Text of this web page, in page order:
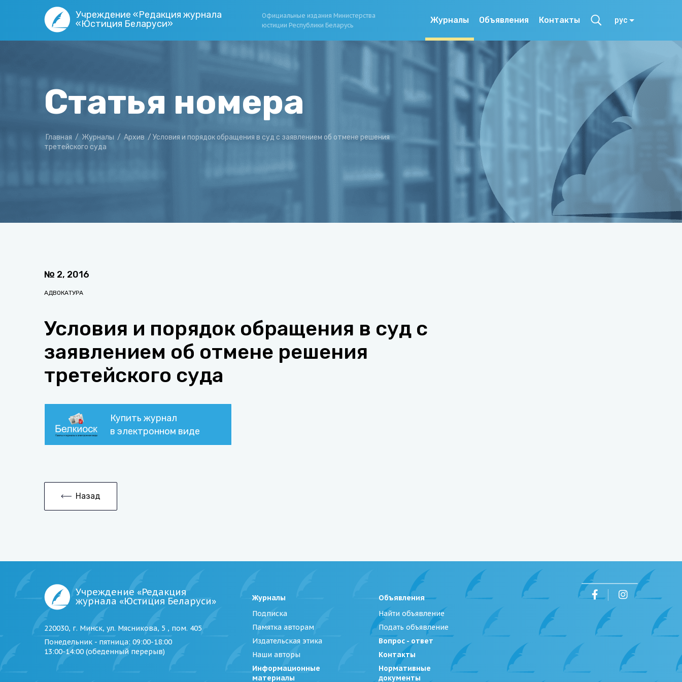
Учреждение «Редакция журнала
«Юстиция Беларуси»
Официальные издания Министерства
юстиции Республики Беларусь
Журналы Объявления Контакты рус
Статья номера
Главная / Журналы / Архив / Условия и порядок обращения в суд с заявлением об отмене решения
третейского суда
№ 2, 2016
АДВОКАТУРА
Условия и порядок обращения в суд с
заявлением об отмене решения
третейского суда
Купить журнал
в электронном виде
Назад
Учреждение «Редакция
журнала «Юстиция Беларуси»
220030, г. Минск, ул. Мясникова, 5 , пом. 405
Понедельник - пятница: 09:00-18:00
13:00-14:00 (обеденный перерыв)
Журналы
Подписка
Памятка авторам
Издательская этика
Наши авторы
Информационные
материалы
Объявления
Найти объявление
Подать объявление
Вопрос - ответ
Контакты
Нормативные
документы